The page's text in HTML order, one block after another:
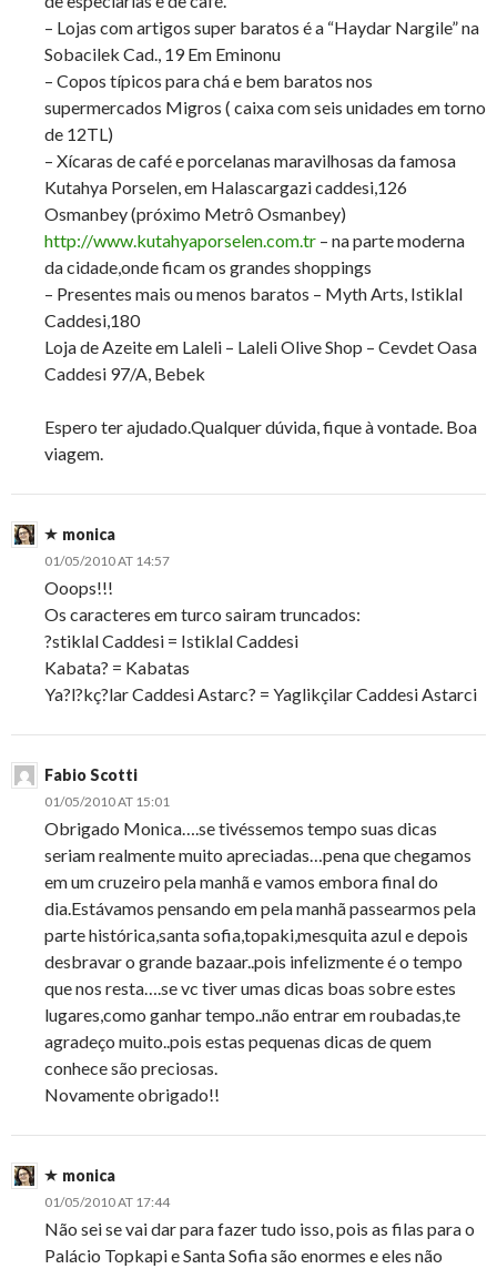
– Lojas com artigos super baratos é a “Haydar Nargile” na
Sobacilek Cad., 19 Em Eminonu
– Copos típicos para chá e bem baratos nos
supermercados Migros ( caixa com seis unidades em torno
de 12TL)
– Xícaras de café e porcelanas maravilhosas da famosa
Kutahya Porselen, em Halascargazi caddesi,126
Osmanbey (próximo Metrô Osmanbey)
http://www.kutahyaporselen.com.tr – na parte moderna
da cidade,onde ficam os grandes shoppings
– Presentes mais ou menos baratos – Myth Arts, Istiklal
Caddesi,180
Loja de Azeite em Laleli – Laleli Olive Shop – Cevdet Oasa
Caddesi 97/A, Bebek
Espero ter ajudado.Qualquer dúvida, fique à vontade. Boa
viagem.
monica
01/05/2010 AT 14:57
Ooops!!!
Os caracteres em turco sairam truncados:
?stiklal Caddesi = Istiklal Caddesi
Kabata? = Kabatas
Ya?l?kç?lar Caddesi Astarc? = Yaglikçilar Caddesi Astarci
Fabio Scotti
01/05/2010 AT 15:01
Obrigado Monica….se tivéssemos tempo suas dicas
seriam realmente muito apreciadas…pena que chegamos
em um cruzeiro pela manhã e vamos embora final do
dia.Estávamos pensando em pela manhã passearmos pela
parte histórica,santa sofia,topaki,mesquita azul e depois
desbravar o grande bazaar..pois infelizmente é o tempo
que nos resta….se vc tiver umas dicas boas sobre estes
lugares,como ganhar tempo..não entrar em roubadas,te
agradeço muito..pois estas pequenas dicas de quem
conhece são preciosas.
Novamente obrigado!!
monica
01/05/2010 AT 17:44
Não sei se vai dar para fazer tudo isso, pois as filas para o
Palácio Topkapi e Santa Sofia são enormes e eles não